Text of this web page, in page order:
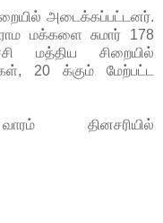
அடைக்கப்பட்டனர்.
மக்களை சுமார் 178
மத்திய சிறையில்
20 க்கும் மேற்பட்ட
தினசரியில்